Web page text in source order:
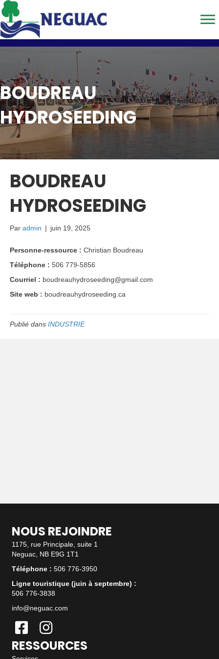
BOUDREAU
HYDROSEEDING
BOUDREAU
HYDROSEEDING
Par admin | juin 19, 2025
Personne-ressource : Christian Boudreau
Téléphone : 506 779-5856
Courriel : boudreauhydroseeding@gmail.com
Site web : boudreauhydroseeding.ca
Publié dans INDUSTRIE
NOUS REJOINDRE
1175, rue Principale, suite 1
Neguac, NB E9G 1T1
Téléphone : 506 776-3950
Ligne touristique (juin à septembre) :
506 776-3838
info@neguac.com
RESSOURCES